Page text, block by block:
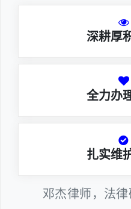
深耕厚
全力办
扎实维
邓杰律师，法